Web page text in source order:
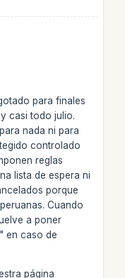
para finales
casi todo julio.
nada ni para
controlado
reglas
lista de espera ni
porque
Cuando
a poner
en caso de
página